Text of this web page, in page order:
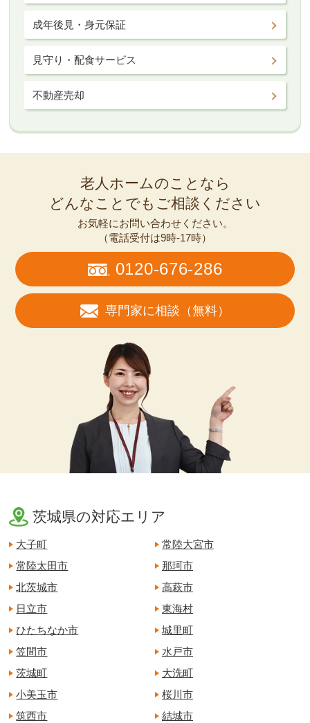
成年後見・身元保証
見守り・配食サービス
不動産売却
老人ホームのことなら
どんなことでもご相談ください
お気軽にお問い合わせください。
（電話受付は9時-17時）
0120-676-286
専門家に相談（無料）
茨城県の対応エリア
大子町
常陸大宮市
常陸太田市
那珂市
北茨城市
高萩市
日立市
東海村
ひたちなか市
城里町
笠間市
水戸市
茨城町
大洗町
小美玉市
桜川市
筑西市
結城市